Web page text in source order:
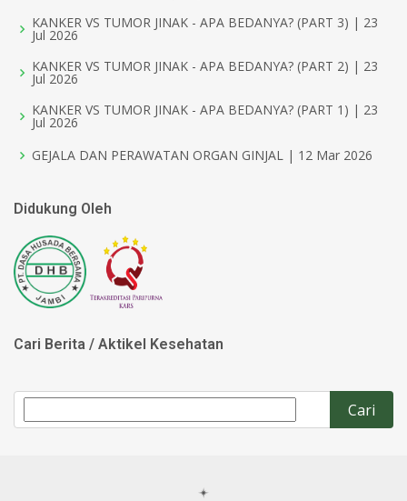
KANKER VS TUMOR JINAK - APA BEDANYA? (PART 3) | 23
Jul 2026
KANKER VS TUMOR JINAK - APA BEDANYA? (PART 2) | 23
Jul 2026
KANKER VS TUMOR JINAK - APA BEDANYA? (PART 1) | 23
Jul 2026
GEJALA DAN PERAWATAN ORGAN GINJAL | 12 Mar 2026
Didukung Oleh
Cari Berita / Aktikel Kesehatan